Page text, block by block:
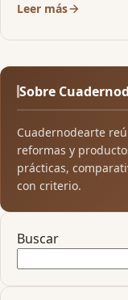
Leer más
Sobre
Cuadernodearte
reformas y
prácticas,
con criterio.
Buscar